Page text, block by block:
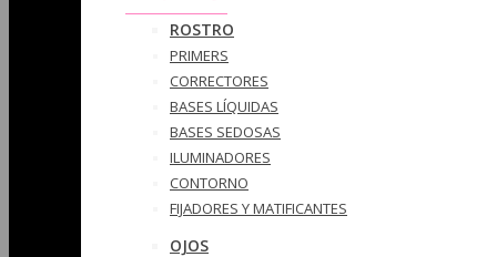
ROSTRO
PRIMERS
CORRECTORES
BASES LÍQUIDAS
BASES SEDOSAS
ILUMINADORES
CONTORNO
FIJADORES Y MATIFICANTES
OJOS